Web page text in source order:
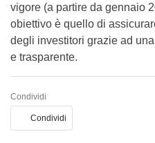
vigore (a partire da gennaio
obiettivo è quello di
degli investitori grazie ad
e trasparente.
Condividi
Condividi